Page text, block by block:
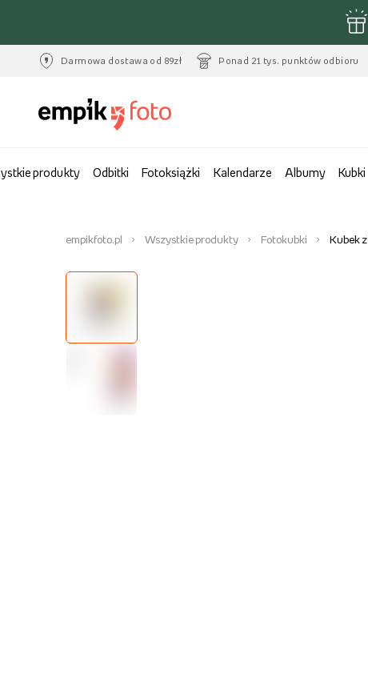
Darmowa dostawa od 89zł Ponad 21 tys. punktów odbioru
produkty Odbitki Fotoksiążki Kalendarze Albumy Kubki
empikfoto.pl Wszystkie produkty Fotokubki Kubek